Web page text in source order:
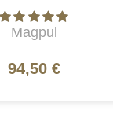
Magpul
94,50 €